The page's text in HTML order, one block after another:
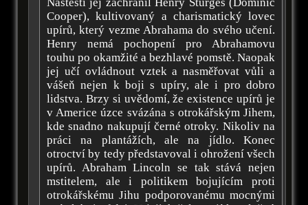
Naštěstí jej zachránil Henry Sturges (Dominic
Cooper), kultivovaný a charismatický lovec
upírů, který vezme Abrahama do svého učení.
Henry nemá pochopení pro Abrahamovu
touhu po okamžité a bezhlavé pomstě. Naopak
jej učí ovládnout vztek a nasměřovat vůli a
vášeň nejen k boji s upíry, ale i pro dobro
lidstva. Brzy si uvědomí, že existence upírů je
v Americe úzce svázána s otrokářským Jihem,
kde snadno nakupují černé otroky. Nikoliv na
práci na plantážích, ale na jídlo. Konec
otroctví by tedy představoval i ohrožení všech
upírů. Abraham Lincoln se tak stává nejen
mstitelem, ale i politikem bojujícím proti
otrokářskému Jihu podporovanému mocnými